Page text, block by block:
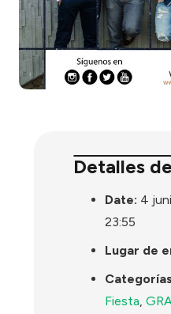
Detalles
Date: 4
23:55
Lugar de
Fiesta,